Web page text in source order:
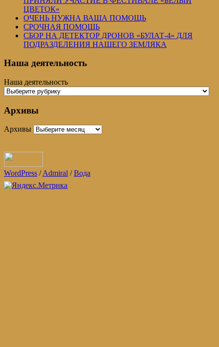
ЦВЕТОК»
ОЧЕНЬ НУЖНА ВАША ПОМОЩЬ
СРОЧНАЯ ПОМОЩЬ
СБОР НА ДЕТЕКТОР ДРОНОВ «БУЛАТ-4» ДЛЯ
ПОДРАЗДЕЛЕНИЯ НАШЕГО ЗЕМЛЯКА
Наша деятельность
Наша деятельность
Архивы
Архивы
WordPress /Admiral /Вода